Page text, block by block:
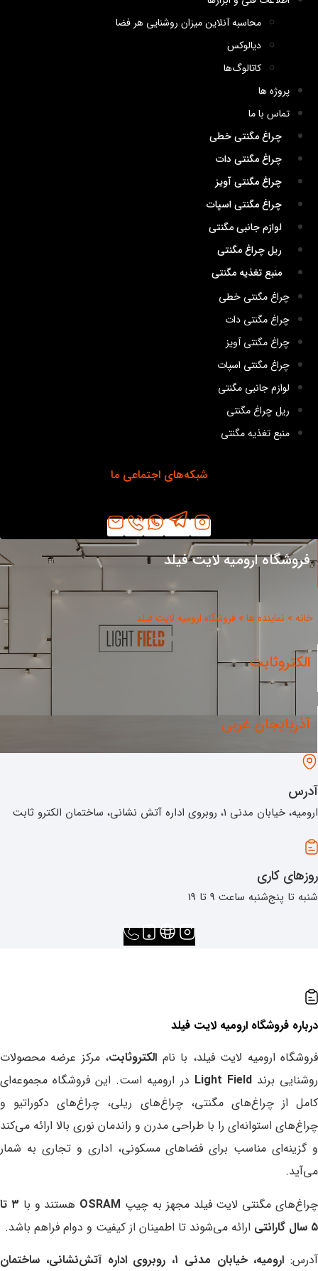
محاسبه آنلاین میزان روشنایی هر فضا
دیالوکس
کاتالوگ‌ها
پروژه ها
تماس با ما
چراغ مگنتی خطی
چراغ مگنتی دات
چراغ مگنتی آویز
چراغ مگنتی اسپات
لوازم جانبی مگنتی
ریل چراغ مگنتی
منبع تغذیه مگنتی
چراغ مگنتی خطی
چراغ مگنتی دات
چراغ مگنتی آویز
چراغ مگنتی اسپات
لوازم جانبی مگنتی
ریل چراغ مگنتی
منبع تغذیه مگنتی
شبکه‌های اجتماعی ما
فروشگاه ارومیه لایت فیلد
خانه» نماینده ها» فروشگاه ارومیه لایت فیلد
الکتروثابت
آذربایجان غربی
آدرس
ارومیه، خیابان مدنی 1، روبروی اداره آتش نشانی، ساختمان الکترو ثابت
روزهای کاری
شنبه تا پنج‌شنبه ساعت 9 تا 19
درباره ‌فروشگاه ارومیه لایت فیلد
فروشگاه ارومیه لایت فیلد، با نام الکتروثابت، مرکز عرضه محصولات
روشنایی برندLight Field در ارومیه است. این فروشگاه مجموعه‌ای
کامل از چراغ‌های مگنتی، چراغ‌های ریلی، چراغ‌های دکوراتیو و
چراغ‌های استوانه‌ای را با طراحی مدرن و راندمان نوری بالا ارائه می‌کند
و گزینه‌ای مناسب برای فضاهای مسکونی، اداری و تجاری به شمار
می‌آید.
چراغ‌های مگنتی لایت فیلد مجهز به چیپ OSRAM هستند و با
۳ تا
۵ سال گارانتی
ارائه می‌شوند تا اطمینان از کیفیت و دوام فراهم باشد.
آدرس:
ارومیه، خیابان مدنی ۱، روبروی اداره آتش‌نشانی، ساختمان